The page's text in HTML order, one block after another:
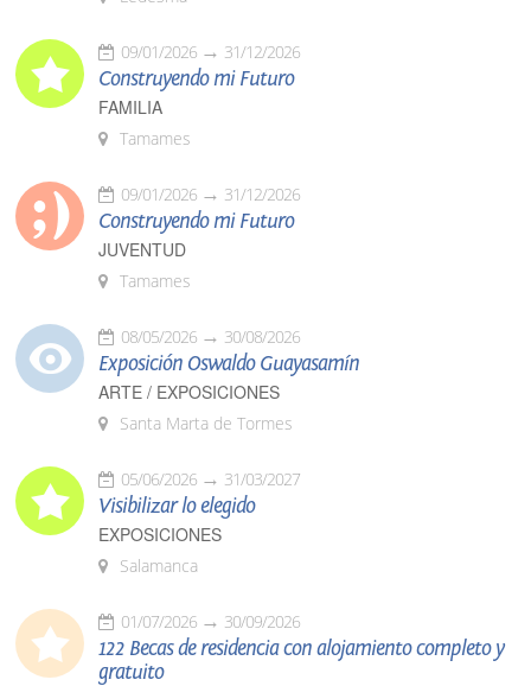
09/01/2026 31/12/2026
Construyendo mi Futuro
FAMILIA
Tamames
09/01/2026 31/12/2026
Construyendo mi Futuro
JUVENTUD
Tamames
08/05/2026 30/08/2026
Exposición Oswaldo Guayasamín
ARTE / EXPOSICIONES
Santa Marta de Tormes
05/06/2026 31/03/2027
Visibilizar lo elegido
EXPOSICIONES
Salamanca
01/07/2026 30/09/2026
122 Becas de residencia con alojamiento completo y
gratuito